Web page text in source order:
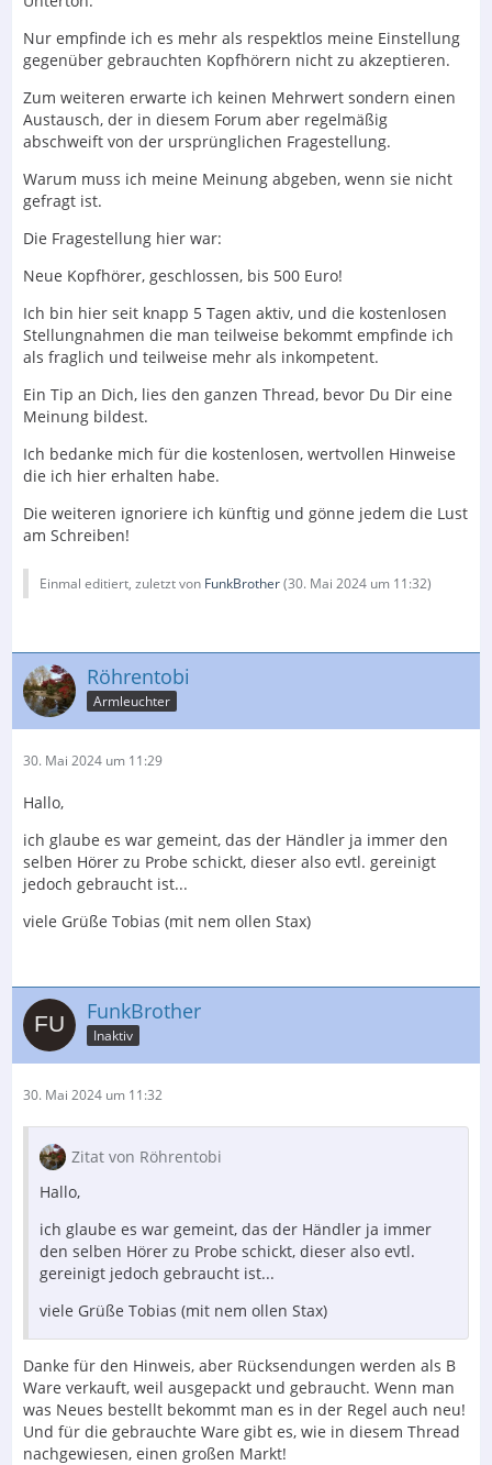
Nur empfinde ich es mehr als respektlos meine Einstellung
gegenüber gebrauchten Kopfhörern nicht zu akzeptieren.
Zum weiteren erwarte ich keinen Mehrwert sondern einen
Austausch, der in diesem Forum aber regelmäßig
abschweift von der ursprünglichen Fragestellung.
Warum muss ich meine Meinung abgeben, wenn sie nicht
gefragt ist.
Die Fragestellung hier war:
Neue Kopfhörer, geschlossen, bis 500 Euro!
Ich bin hier seit knapp 5 Tagen aktiv, und die kostenlosen
Stellungnahmen die man teilweise bekommt empfinde ich
als fraglich und teilweise mehr als inkompetent.
Ein Tip an Dich, lies den ganzen Thread, bevor Du Dir eine
Meinung bildest.
Ich bedanke mich für die kostenlosen, wertvollen Hinweise
die ich hier erhalten habe.
Die weiteren ignoriere ich künftig und gönne jedem die Lust
am Schreiben!
Einmal editiert, zuletzt von FunkBrother(30. Mai 2024 um 11:32)
Röhrentobi
Armleuchter
30. Mai 2024 um 11:29
Hallo,
ich glaube es war gemeint, das der Händler ja immer den
selben Hörer zu Probe schickt, dieser also evtl. gereinigt
jedoch gebraucht ist...
viele Grüße Tobias (mit nem ollen Stax)
FunkBrother
Inaktiv
30. Mai 2024 um 11:32
Zitat von Röhrentobi
Hallo,
ich glaube es war gemeint, das der Händler ja immer
den selben Hörer zu Probe schickt, dieser also evtl.
gereinigt jedoch gebraucht ist...
viele Grüße Tobias (mit nem ollen Stax)
Danke für den Hinweis, aber Rücksendungen werden als B
Ware verkauft, weil ausgepackt und gebraucht. Wenn man
was Neues bestellt bekommt man es in der Regel auch neu!
Und für die gebrauchte Ware gibt es, wie in diesem Thread
nachgewiesen, einen großen Markt!